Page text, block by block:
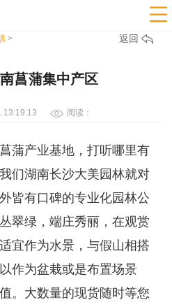

> 返回
菖蒲集中产区
13:19:13 阅读：
蒲产业基地，打听哪里有
们湖南长沙大美园林就对
皆有口碑的专业化园林公
翠绿，端庄秀丽，在观赏
宜作为水景，与假山相搭
作为盆栽或是布置场景
。大数量的现货随时等您